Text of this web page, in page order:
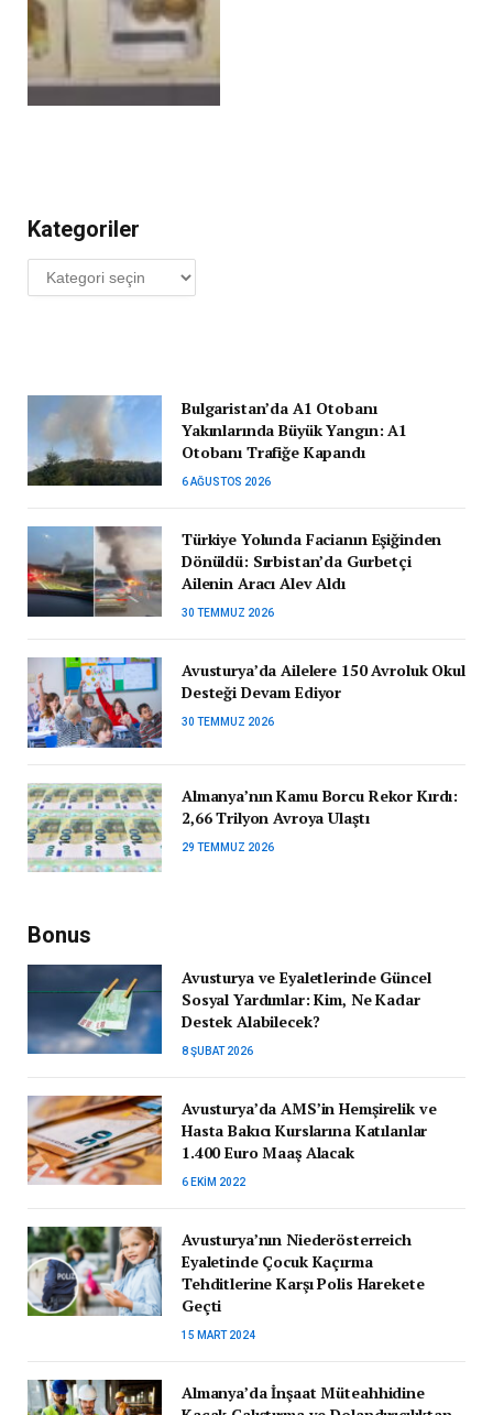
Kategoriler
Kategoriler
Bulgaristan’da A1 Otobanı
Yakınlarında Büyük Yangın: A1
Otobanı Trafiğe Kapandı
6 AĞUSTOS 2026
Türkiye Yolunda Facianın Eşiğinden
Dönüldü: Sırbistan’da Gurbetçi
Ailenin Aracı Alev Aldı
30 TEMMUZ 2026
Avusturya’da Ailelere 150 Avroluk Okul
Desteği Devam Ediyor
30 TEMMUZ 2026
Almanya’nın Kamu Borcu Rekor Kırdı:
2,66 Trilyon Avroya Ulaştı
29 TEMMUZ 2026
Bonus
Avusturya ve Eyaletlerinde Güncel
Sosyal Yardımlar: Kim, Ne Kadar
Destek Alabilecek?
8 ŞUBAT 2026
Avusturya’da AMS’in Hemşirelik ve
Hasta Bakıcı Kurslarına Katılanlar
1.400 Euro Maaş Alacak
6 EKIM 2022
Avusturya’nın Niederösterreich
Eyaletinde Çocuk Kaçırma
Tehditlerine Karşı Polis Harekete
Geçti
15 MART 2024
Almanya’da İnşaat Müteahhidine